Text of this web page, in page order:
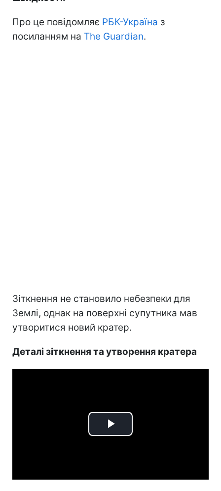
Про це повідомляє РБК-Україна з
посиланням на The Guardian.
Зіткнення не становило небезпеки для
Землі, однак на поверхні супутника мав
утворитися новий кратер.
Деталі зіткнення та утворення кратера
Play